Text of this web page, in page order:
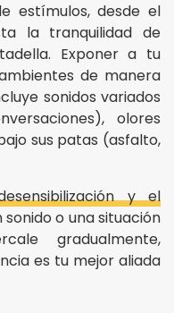
estímulos, desde el
la tranquilidad de
Exponer a tu
de manera
sonidos variados
olores
sus patas (asfalto,
y el
sonido o una situación
gradualmente,
es tu mejor aliada